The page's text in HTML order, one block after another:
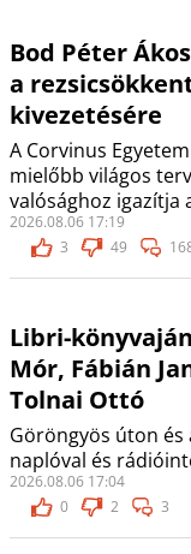
Bod Péter
a
kivezetésére
A Corvinus
mielőbb világos
valósághoz igazítja
2026.08.06 17:19
3
49
Libri-
Mór, Fábián
Tolnai Ottó
Göröngyös úton és
naplóval és
2026.08.06 17:04
0
2 3